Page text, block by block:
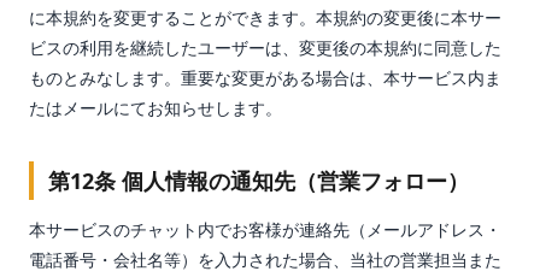
に本規約を変更することができます。本規約の変更後に本サー
ビスの利用を継続したユーザーは、変更後の本規約に同意した
ものとみなします。重要な変更がある場合は、本サービス内ま
たはメールにてお知らせします。
第12条 個人情報の通知先（営業フォロー）
本サービスのチャット内でお客様が連絡先（メールアドレス・
電話番号・会社名等）を入力された場合、当社の営業担当また